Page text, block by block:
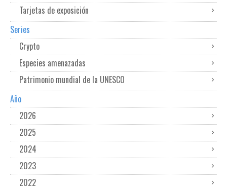
Tarjetas de exposición
Series
Crypto
Especies amenazadas
Patrimonio mundial de la UNESCO
Año
2026
2025
2024
2023
2022